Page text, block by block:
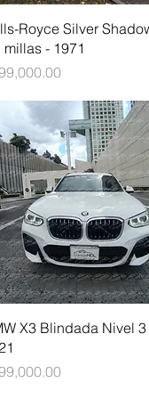
Vista rápida
Royce Silver
millas - 1971
Vista rápida
X3 Blindada Nivel 3